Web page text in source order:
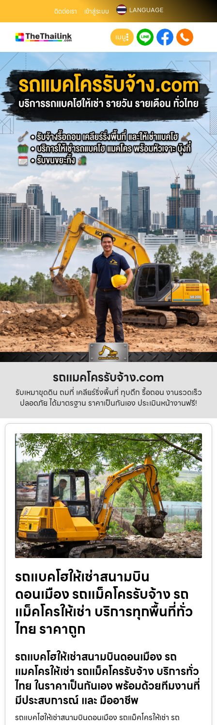
ติดต่อเรา เข้าสู่ระบบ LANGUAGE
เมนู
รถแมคโครรับจ้าง.com
รับเหมาขุดดิน ถมที่ เคลียร์ริ่งพื้นที่ ทุบตึก รื้อถอน งานรวดเร็ว
ปลอดภัย ได้มาตรฐาน ราคาเป็นกันเอง ประเมินหน้างานฟรี!
รถแบคโฮให้เช่าสนามบิน
ดอนเมือง รถแม็คโครรับจ้าง รถ
แม็คโครให้เช่า บริการทุกพื้นที่ทั่ว
ไทย ราคาถูก
รถแบคโฮให้เช่าสนามบินดอนเมือง รถ
แมคโครให้เช่า รถแม็คโครรับจ้าง บริการทั่ว
ไทย ในราคาเป็นกันเอง พร้อมด้วยทีมงานที่
มีประสบการณ์ และ มืออาชีพ
รถแบคโฮให้เช่าสนามบินดอนเมือง รถแม็คโครให้เช่า รถ